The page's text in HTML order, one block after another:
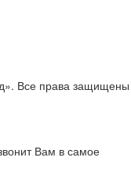
Все права защищены
Вам в самое